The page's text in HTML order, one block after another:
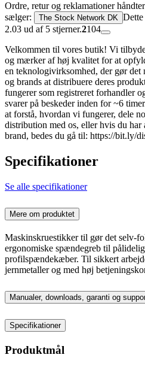
Ordre, retur og reklamationer
sælger:
The Stock Network DK
2.03 ud af 5 stjerner.2104
Velkommen til vores butik! Vi
og mærker af høj kvalitet for at
en teknologivirksomhed, der gør
og brands at distribuere deres
fungerer som registreret forhandler
svarer på beskeder inden for ~6
at forstå, hvordan vi fungerer, dele
distribution med os, eller hvis du har
brand, bedes du gå til: https://bit.ly/
Specifikationer
Se alle specifikationer
Mere om produktet
Maskinskruestikker til gør det selv-
ergonomiske spændegreb til
profilspændekæber. Til sikkert
jernmetaller og med høj
Manualer, downloads, garanti og
Specifikationer
Produktmål